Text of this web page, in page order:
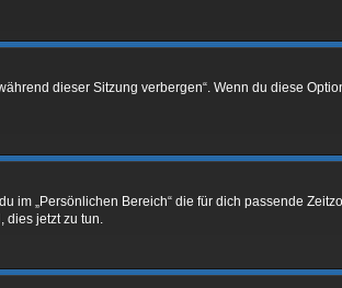
dieser Sitzung verbergen“. Wenn du diese
„Persönlichen Bereich“ die für dich passende
jetzt zu tun.